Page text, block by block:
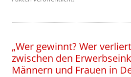
„Wer gewinnt? Wer
zwischen den
Männern und Frauen in